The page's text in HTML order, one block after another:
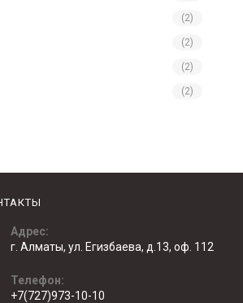
(2)
(2)
(2)
(2)
Адрес:
г. Алматы, ул. Егизбаева, д.13, оф. 112
Телефон:
+7(727)973-10-10